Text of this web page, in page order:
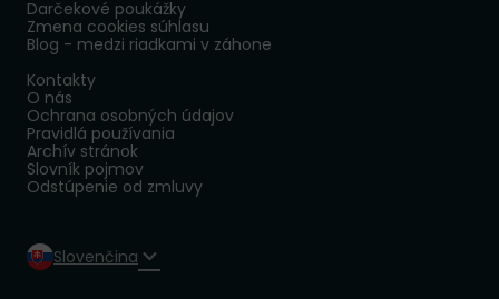
Darčekové poukážky
Zmena cookies súhlasu
Blog - medzi riadkami v záhone
Kontakty
O nás
Ochrana osobných údajov
Pravidlá používania
Archív stránok
Slovník pojmov
Odstúpenie od zmluvy
Slovenčina